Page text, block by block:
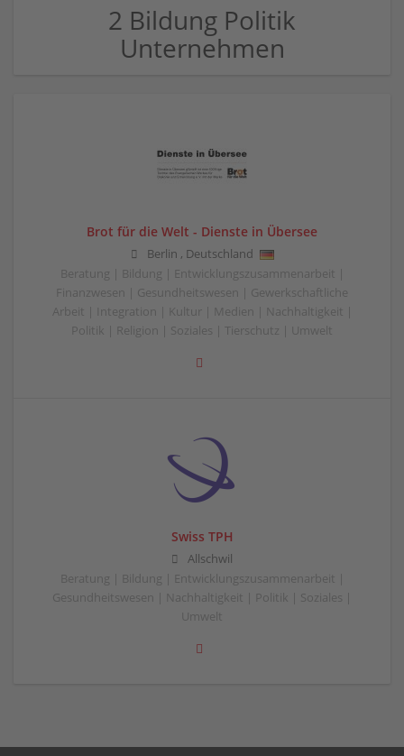
2 Bildung Politik
Unternehmen
Brot für die Welt - Dienste in Übersee
Berlin , Deutschland
Beratung | Bildung | Entwicklungszusammenarbeit |
Finanzwesen | Gesundheitswesen | Gewerkschaftliche
Arbeit | Integration | Kultur | Medien | Nachhaltigkeit |
Politik | Religion | Soziales | Tierschutz | Umwelt
Swiss TPH
Allschwil
Beratung | Bildung | Entwicklungszusammenarbeit |
Gesundheitswesen | Nachhaltigkeit | Politik | Soziales |
Umwelt